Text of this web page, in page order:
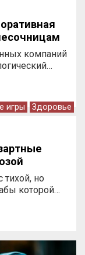
компаний
игры Здоровье
тихой, но
которой…